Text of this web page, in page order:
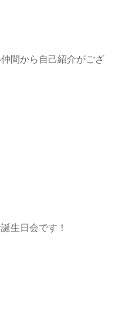
間から自己紹介がござ
生日会です！